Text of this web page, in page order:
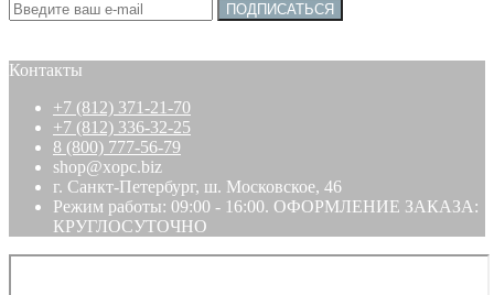
ПОДПИСАТЬСЯ
Контакты
+7 (812) 371-21-70
+7 (812) 336-32-25
8 (800) 777-56-79
shop@xopc.biz
г. Санкт-Петербург, ш. Московское, 46
Режим работы: 09:00 - 16:00. ОФОРМЛЕНИЕ ЗАКАЗА:
КРУГЛОСУТОЧНО